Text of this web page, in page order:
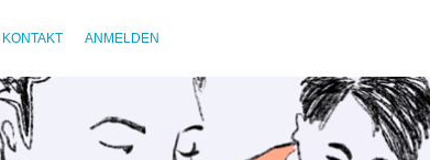
KONTAKT ANMELDEN